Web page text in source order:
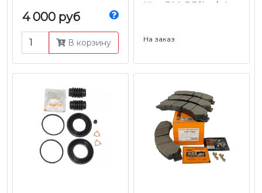
4 000 руб
В корзину
Hino-300 Е-3/4 ш/к |
На заказ